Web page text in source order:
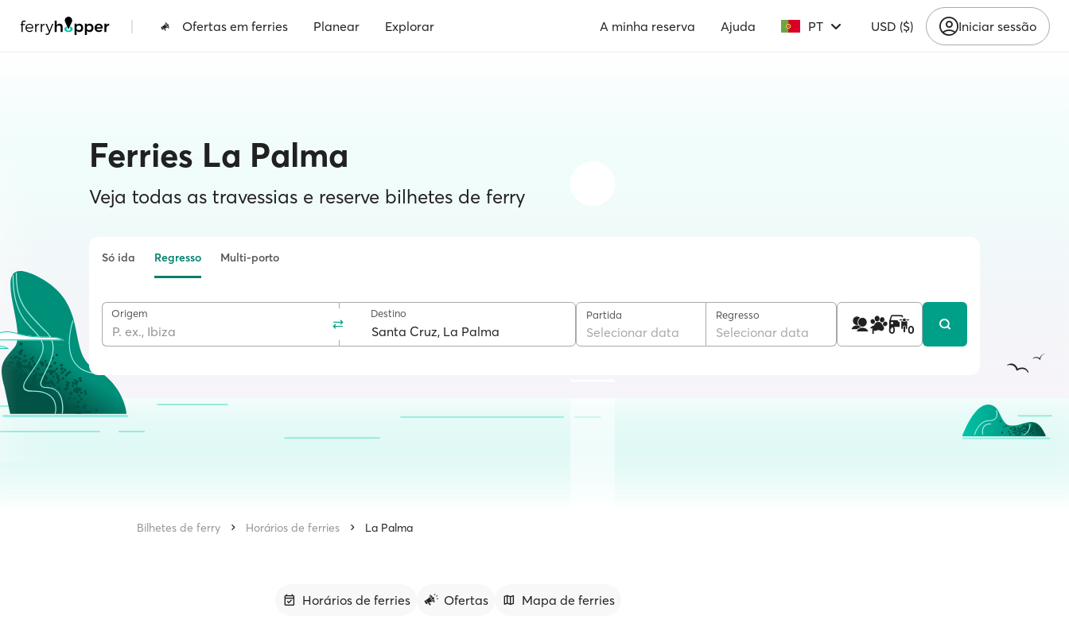
| Ofertas em ferries Planear Explorar A minha reserva Ajuda PT USD ($) Iniciar sessão
Ferries La Palma
Veja todas as travessias e reserve bilhetes de ferry
Só ida Regresso Multi-porto
Origem Destino Partida
Selecionar data
Regresso
Selecionar data 1 0 0
Bilhetes de ferry Horários de ferries La Palma
Horários de ferries Ofertas Mapa de ferries